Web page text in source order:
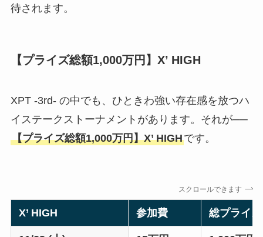
待されます。
【プライズ総額1,000万円】X’ HIGH
XPT -3rd- の中でも、ひときわ強い存在感を放つハ
イステークストーナメントがあります。それが──
【プライズ総額1,000万円】X’ HIGHです。
スクロールできます
X’ HIGH 参加費 総プライズ